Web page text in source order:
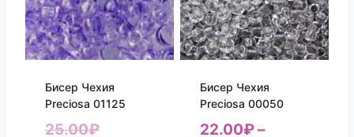
Бисер Чехия
Preciosa 01125
25.00₽Первоначальная
Бисер Чехия
Preciosa 00050
22.00₽–